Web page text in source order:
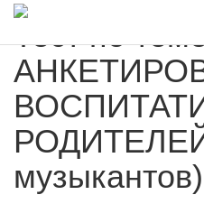
Тест по
музыкантов)